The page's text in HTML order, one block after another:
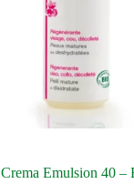
Crema Emulsion 40 –